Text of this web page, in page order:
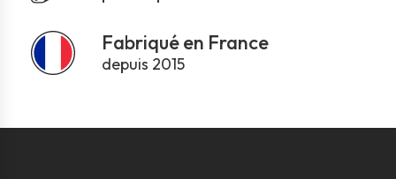
Fabriqué en France
depuis 2015